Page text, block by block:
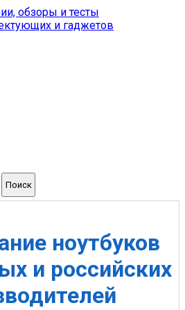
Поиск
ноутбуков
и российских